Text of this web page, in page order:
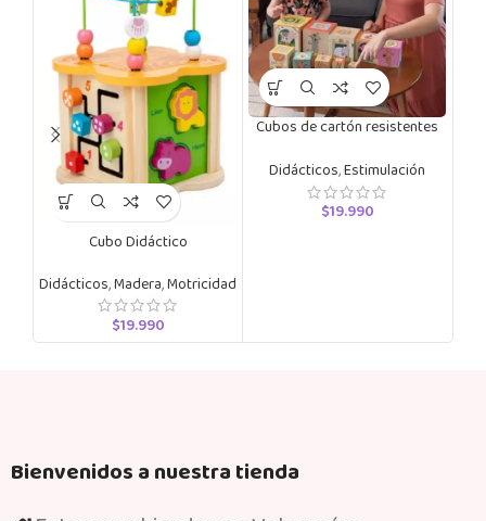
Cubo Didáctico
Didácticos,Madera,Motricidad
$19.990
Cubos de cartón resistentes
Didácticos,Estimulación
$19.990
Bienvenidos a nuestra tienda